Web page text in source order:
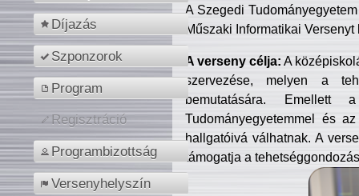
Díjazás
Szponzorok
Program
Regisztráció
Programbizottság
Versenyhelyszín
A Szegedi
Műszaki Informatikai
A verseny célja: A
szervezése, melyen a
bemutatására. Emellett
Tudományegyetemmel és
hallgatóivá válhatnak. A
támogatja a